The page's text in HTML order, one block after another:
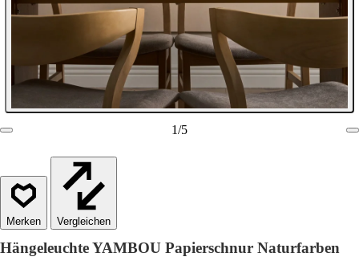
1/5
Vergleichen
Hängeleuchte YAMBOU Papierschnur Naturfarben